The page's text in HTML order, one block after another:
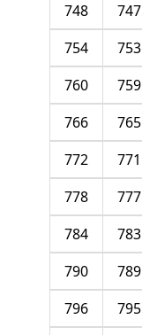
747
748
753
754
759
760
765
766
771
772
777
778
783
784
789
790
795
796